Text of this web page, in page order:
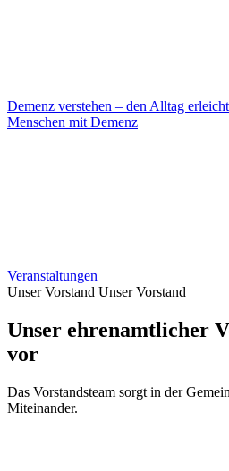
Demenz verstehen – den Alltag
Menschen mit Demenz
Veranstaltungen
Unser Vorstand Unser Vorstand
Unser ehrenamtlicher
vor
Das Vorstandsteam sorgt in der
Miteinander.